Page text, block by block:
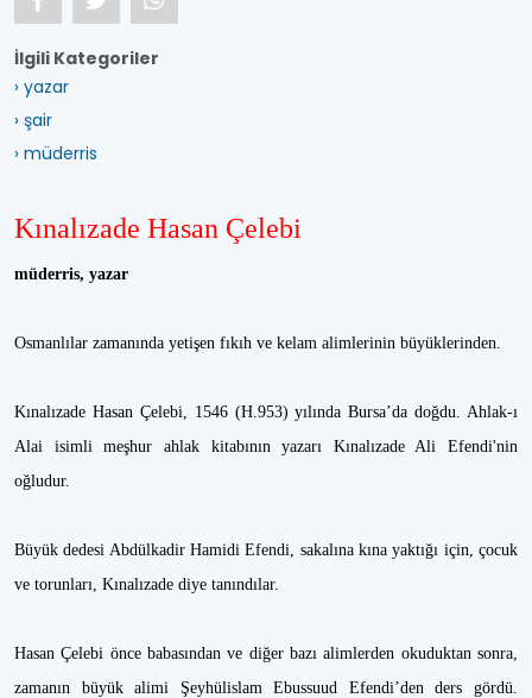
İlgili Kategoriler
› yazar
› şair
› müderris
Kınalızade Hasan Çelebi
müderris, yazar
Osmanlılar zamanında yetişen fıkıh ve kelam alimlerinin büyüklerinden.
Kınalızade Hasan Çelebi, 1546 (H.953) yılında Bursa’da doğdu. Ahlak-ı
Alai isimli meşhur ahlak kitabının yazarı Kınalızade Ali Efendi'nin
oğludur.
Büyük dedesi Abdülkadir Hamidi Efendi, sakalına kına yaktığı için, çocuk
ve torunları, Kınalızade diye tanındılar.
Hasan Çelebi önce babasından ve diğer bazı alimlerden okuduktan sonra,
zamanın büyük alimi Şeyhülislam Ebussuud Efendi’den ders gördü.